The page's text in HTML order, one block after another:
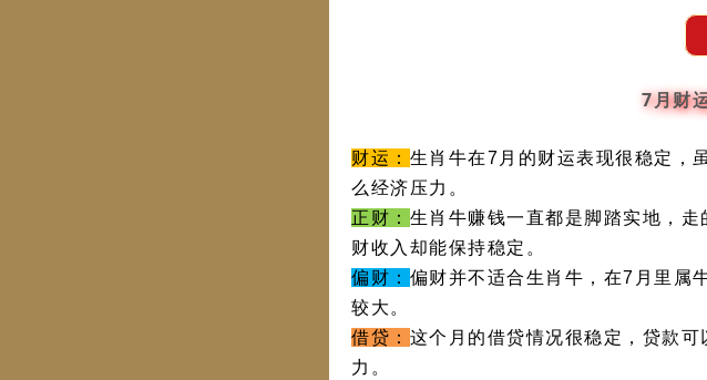
7月
财运： 生肖牛在7月的财运表现很稳定，
么经济压力。
正财： 生肖牛赚钱一直都是脚踏实地，
财收入却能保持稳定。
偏 财： 偏财并不适合生肖牛，在7月里属
较大。
借贷： 这个月的借贷情况很稳定，贷款
力。